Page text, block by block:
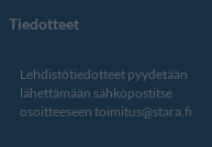
Tiedotteet
Lehdistötiedotteet pyydetään
lähettämään sähköpostitse
osoitteeseen toimitus@stara.fi